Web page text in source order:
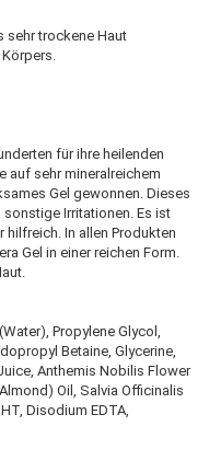
sehr trockene Haut
für ihre heilenden
auf sehr mineralreichem
Gel gewonnen. Dieses
Irritationen. Es ist
hilfreich. In allen Produkten
Gel in einer reichen Form.
Propylene Glycol,
Betaine, Glycerine,
Anthemis Nobilis Flower
Oil, Salvia Officinalis
Disodium EDTA,